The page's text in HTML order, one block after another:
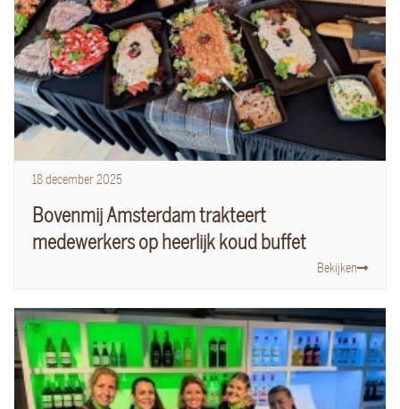
18 december 2025
Bovenmij Amsterdam trakteert
medewerkers op heerlijk koud buffet
Bekijken